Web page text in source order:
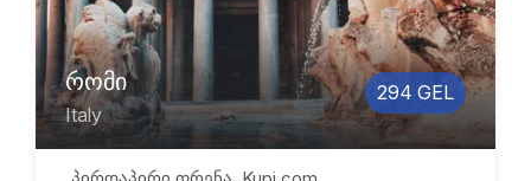
რომი
Italy
294 GEL